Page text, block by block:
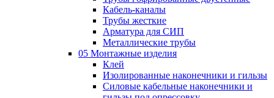
Кабель-каналы
Трубы жесткие
Арматура для СИП
Металлические трубы
05 Монтажные изделия
Клей
Изолированные наконечники и гильзы
Силовые кабельные наконечники и